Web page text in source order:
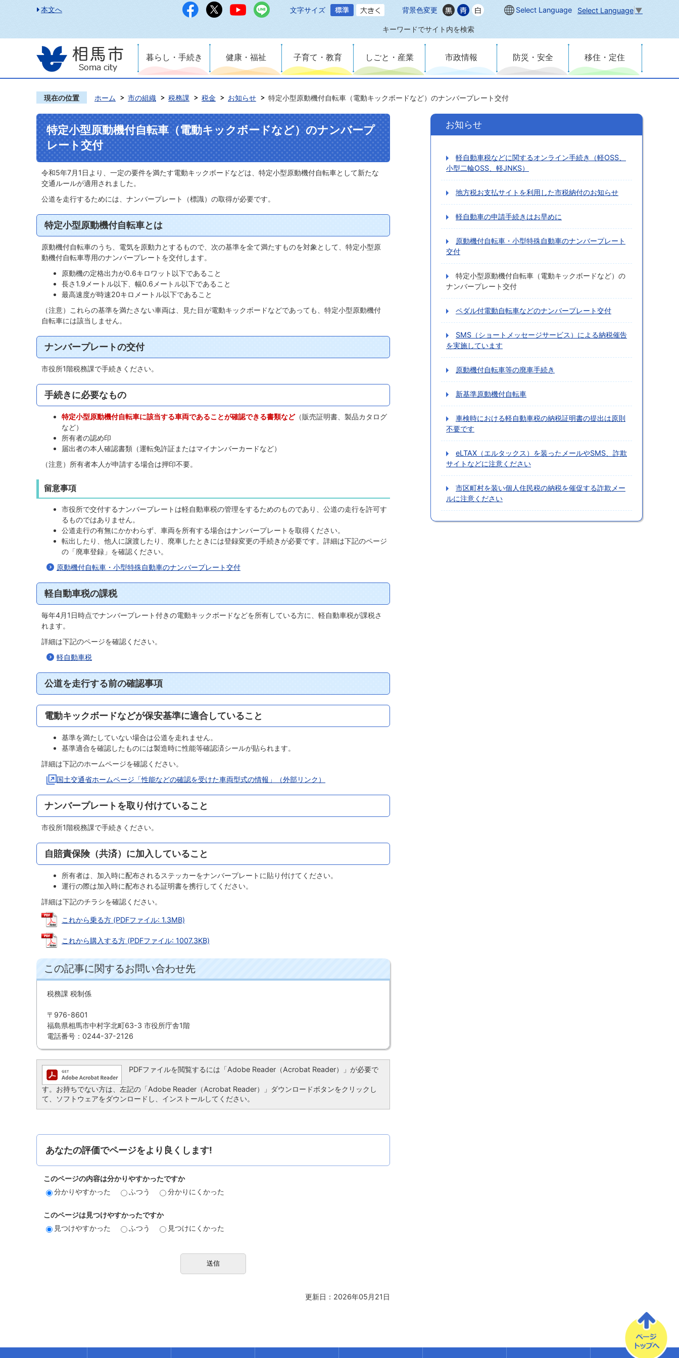
本文へ 文字サイズ 背景色変更 Select Language Select Language ▼
キーワードでサイト内を検索
暮らし・手続き 健康・福祉 子育て・教育 しごと・産業 市政情報 防災・安全 移住・定住
現在の位置 ホーム 市の組織 税務課 税金 お知らせ 特定小型原動機付自転車（電動キックボードなど）のナンバープレート交付
特定小型原動機付自転車（電動キックボードなど）のナンバープ
レート交付
令和5年7月1日より、一定の要件を満たす電動キックボードなどは、特定小型原動機付自転車として新たな
交通ルールが適用されました。
公道を走行するためには、ナンバープレート（標識）の取得が必要です。
特定小型原動機付自転車とは
原動機付自転車のうち、電気を原動力とするもので、次の基準を全て満たすものを対象として、特定小型原
動機付自転車専用のナンバープレートを交付します。
原動機の定格出力が0.6キロワット以下であること
長さ1.9メートル以下、幅0.6メートル以下であること
最高速度が時速20キロメートル以下であること
（注意）これらの基準を満たさない車両は、見た目が電動キックボードなどであっても、特定小型原動機付
自転車には該当しません。
ナンバープレートの交付
市役所1階税務課で手続きください。
手続きに必要なもの
特定小型原動機付自転車に該当する車両であることが確認できる書類など（販売証明書、製品カタログ
など）
所有者の認め印
届出者の本人確認書類（運転免許証またはマイナンバーカードなど）
（注意）所有者本人が申請する場合は押印不要。
留意事項
市役所で交付するナンバープレートは軽自動車税の管理をするためのものであり、公道の走行を許可す
るものではありません。
公道走行の有無にかかわらず、車両を所有する場合はナンバープレートを取得ください。
転出したり、他人に譲渡したり、廃車したときには登録変更の手続きが必要です。詳細は下記のページ
の「廃車登録」を確認ください。
原動機付自転車・小型特殊自動車のナンバープレート交付
軽自動車税の課税
毎年4月1日時点でナンバープレート付きの電動キックボードなどを所有している方に、軽自動車税が課税さ
れます。
詳細は下記のページを確認ください。
軽自動車税
公道を走行する前の確認事項
電動キックボードなどが保安基準に適合していること
基準を満たしていない場合は公道を走れません。
基準適合を確認したものには製造時に性能等確認済シールが貼られます。
詳細は下記のホームページを確認ください。
国土交通省ホームページ「性能などの確認を受けた車両型式の情報」（外部リンク）
ナンバープレートを取り付けていること
市役所1階税務課で手続きください。
自賠責保険（共済）に加入していること
所有者は、加入時に配布されるステッカーをナンバープレートに貼り付けてください。
運行の際は加入時に配布される証明書を携行してください。
詳細は下記のチラシを確認ください。
これから乗る方 (PDFファイル: 1.3MB)
これから購入する方 (PDFファイル: 1007.3KB)
この記事に関するお問い合わせ先
税務課 税制係
〒976-8601
福島県相馬市中村字北町63-3 市役所庁舎1階
電話番号：0244-37-2126
PDFファイルを閲覧するには「Adobe Reader（Acrobat Reader）」が必要で
す。お持ちでない方は、左記の「Adobe Reader（Acrobat Reader）」ダウンロードボタンをクリックし
て、ソフトウェアをダウンロードし、インストールしてください。
あなたの評価でページをより良くします!
このページの内容は分かりやすかったですか
分かりやすかった
ふつう 分かりにくかった
このページは見つけやすかったですか
見つけやすかった
ふつう 見つけにくかった
更新日：2026年05月21日
お知らせ
軽自動車税などに関するオンライン手続き（軽OSS、
小型二輪OSS、軽JNKS）
地方税お支払サイトを利用した市税納付のお知らせ
軽自動車の申請手続きはお早めに
原動機付自転車・小型特殊自動車のナンバープレート
交付
特定小型原動機付自転車（電動キックボードなど）の
ナンバープレート交付
ペダル付電動自転車などのナンバープレート交付
SMS（ショートメッセージサービス）による納税催告
を実施しています
原動機付自転車等の廃車手続き
新基準原動機付自転車
車検時における軽自動車税の納税証明書の提出は原則
不要です
eLTAX（エルタックス）を装ったメールやSMS、詐欺
サイトなどに注意ください
市区町村を装い個人住民税の納税を催促する詐欺メー
ルに注意ください